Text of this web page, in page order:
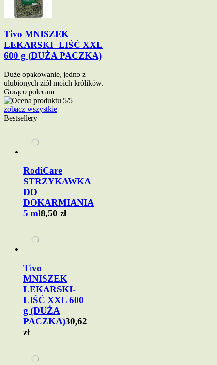
Tivo MNISZEK
LEKARSKI- LIŚĆ XXL
600 g (DUŻA PACZKA)
Duże opakowanie, jedno z
ulubionych ziół moich królików.
Gorąco polecam
zobacz wszystkie
Bestsellery
RodiCare
STRZYKAWKA
DO
DOKARMIANIA
5 ml8,50 zł
Tivo
MNISZEK
LEKARSKI-
LIŚĆ XXL 600
g (DUŻA
PACZKA)30,62
zł